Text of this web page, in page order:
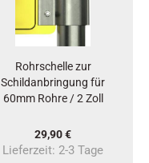
Rohrschelle zur
Schildanbringung für
60mm Rohre / 2 Zoll
29,90 €
Lieferzeit: 2-3 Tage